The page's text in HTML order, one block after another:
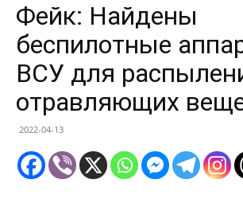
Фейк: Найдены
беспилотные
ВСУ для
отравляющих
2022-04-13